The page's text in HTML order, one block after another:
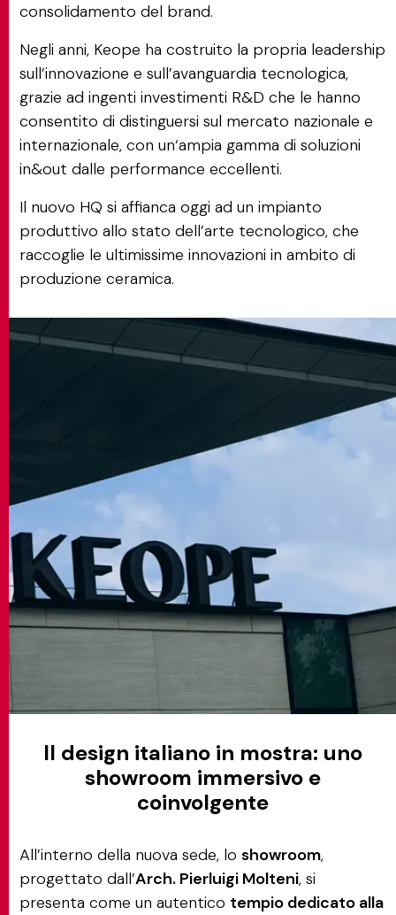
consolidamento del brand.
Negli anni, Keope ha costruito la propria leadership
sull’innovazione e sull’avanguardia tecnologica,
grazie ad ingenti investimenti R&D che le hanno
consentito di distinguersi sul mercato nazionale e
internazionale, con un‘ampia gamma di soluzioni
in&out dalle performance eccellenti.
Il nuovo HQ si affianca oggi ad un impianto
produttivo allo stato dell’arte tecnologico, che
raccoglie le ultimissime innovazioni in ambito di
produzione ceramica.
Il design italiano in mostra: uno
showroom immersivo e
coinvolgente
All’interno della nuova sede, lo showroom,
progettato dall’Arch. Pierluigi Molteni, si
presenta come un autentico tempio dedicato alla